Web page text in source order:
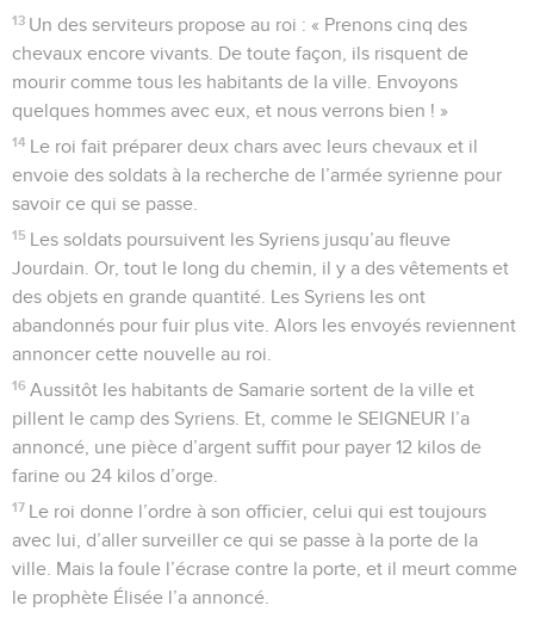
13 Un des serviteurs propose au roi : « Prenons cinq des
chevaux encore vivants. De toute façon, ils risquent de
mourir comme tous les habitants de la ville. Envoyons
quelques hommes avec eux, et nous verrons bien ! »
14 Le roi fait préparer deux chars avec leurs chevaux et il
envoie des soldats à la recherche de l’armée syrienne pour
savoir ce qui se passe.
15 Les soldats poursuivent les Syriens jusqu’au fleuve
Jourdain. Or, tout le long du chemin, il y a des vêtements et
des objets en grande quantité. Les Syriens les ont
abandonnés pour fuir plus vite. Alors les envoyés reviennent
annoncer cette nouvelle au roi.
16 Aussitôt les habitants de Samarie sortent de la ville et
pillent le camp des Syriens. Et, comme le SEIGNEUR l’a
annoncé, une pièce d’argent suffit pour payer 12 kilos de
farine ou 24 kilos d’orge.
17 Le roi donne l’ordre à son officier, celui qui est toujours
avec lui, d’aller surveiller ce qui se passe à la porte de la
ville. Mais la foule l’écrase contre la porte, et il meurt comme
le prophète Élisée l’a annoncé.